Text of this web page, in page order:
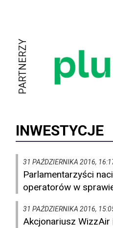
PARTNERZY
INWESTYCJE
31 PAŹDZIERNIKA 2016,
Parlamentarzyści
operatorów w
31 PAŹDZIERNIKA 2016,
Akcjonariusz